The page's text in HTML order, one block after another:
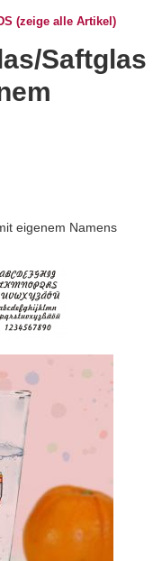
(zeige alle Artikel)
Saftglas
eigenem Namens